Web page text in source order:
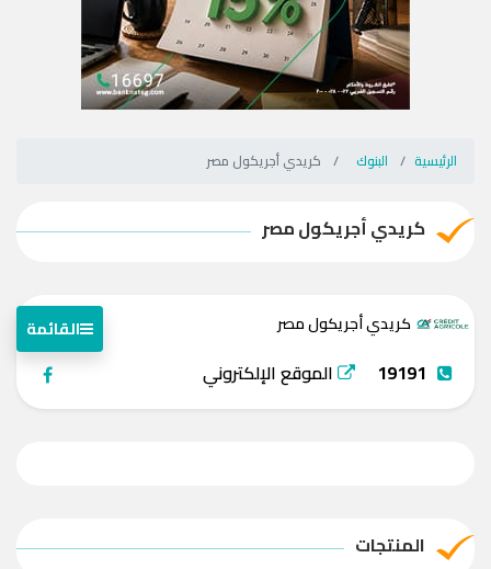
الرئيسية البنوك كريدي أجريكول مصر
كريدي أجريكول مصر
كريدي أجريكول مصر القائمة
19191 الموقع الإلكتروني
المنتجات